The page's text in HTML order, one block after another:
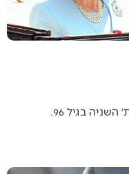
לפני כשבועיים נפטרה המלכה אליזבת׳ השניה בגיל 96.